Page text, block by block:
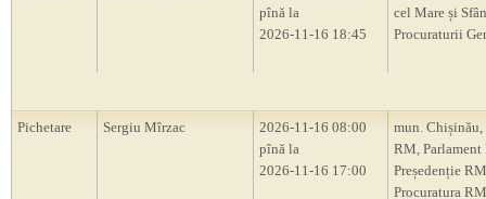
pînă la
2026-11-16 18:45
cel Mare și
Procuraturii
Pichetare Sergiu Mîrzac
2026-11-16 08:00
pînă la
2026-11-16 17:00
mun. Chișinău,
RM, Parlament
Președenție
Procuratura